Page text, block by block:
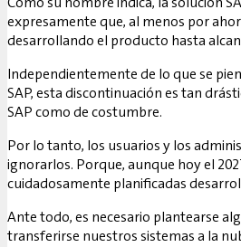
expresamente que, al menos por
desarrollando el producto hasta
Independientemente de lo que se
SAP, esta discontinuación es tan
SAP como de costumbre.
Por lo tanto, los usuarios y los
ignorarlos. Porque, aunque hoy el
cuidadosamente planificadas
Ante todo, es necesario plantearse
transferirse nuestros sistemas a la